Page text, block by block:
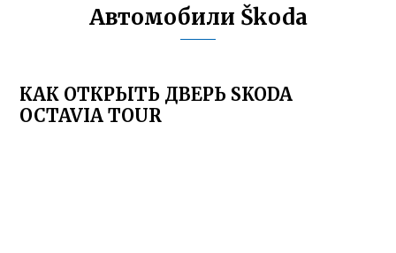
Автомобили Škoda
КАК ОТКРЫТЬ ДВЕРЬ SKODA
OCTAVIA TOUR